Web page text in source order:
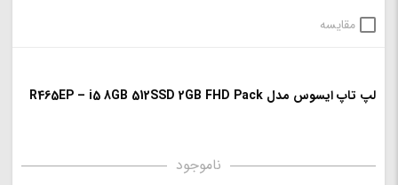
مقایسه
لپ تاپ ایسوس مدل R465EP – i5 8GB 512SSD 2GB FHD Pack
ناموجود